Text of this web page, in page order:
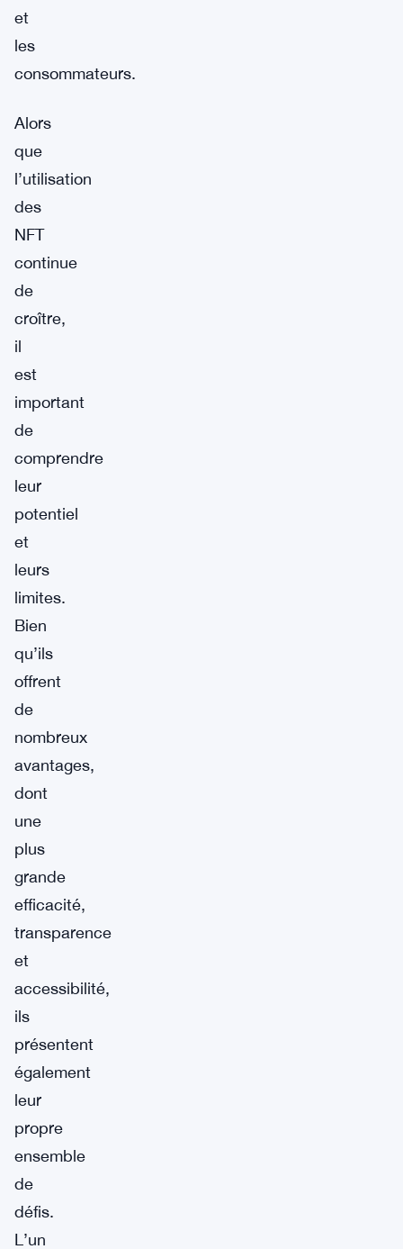
et
les
consommateurs.
Alors
que
l’utilisation
des
NFT
continue
de
croître,
il
est
important
de
comprendre
leur
potentiel
et
leurs
limites.
Bien
qu’ils
offrent
de
nombreux
avantages,
dont
une
plus
grande
efficacité,
transparence
et
accessibilité,
ils
présentent
également
leur
propre
ensemble
de
défis.
L’un